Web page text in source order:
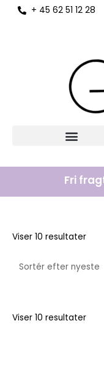
+ 45 62 51 12 28
Fri
Viser 10 resultater
Viser 10 resultater